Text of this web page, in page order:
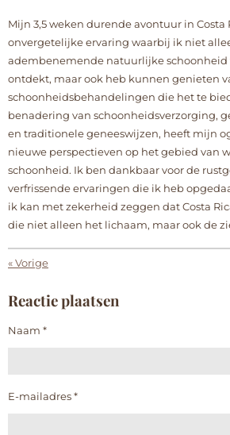
Mijn 3,5 weken durende avontuur in Costa
onvergetelijke ervaring waarbij ik niet
adembenemende natuurlijke schoonheid
ontdekt, maar ook heb kunnen genieten
schoonheidsbehandelingen die het te
benadering van schoonheidsverzorging,
en traditionele geneeswijzen, heeft mijn
nieuwe perspectieven op het gebied van
schoonheid. Ik ben dankbaar voor de
verfrissende ervaringen die ik heb
ik kan met zekerheid zeggen dat Costa
die niet alleen het lichaam, maar ook de
«Vorige
Reactie plaatsen
Naam *
E-mailadres *